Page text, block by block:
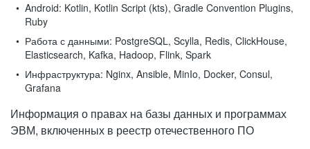
Android: Kotlin, Kotlin Script (kts), Gradle Convention Plugins,
Ruby
Работа с данными: PostgreSQL, Scylla, Redis, ClickHouse,
Elasticsearch, Kafka, Hadoop, Flink, Spark
Инфраструктура: Nginx, Ansible, MinIo, Docker, Consul,
Grafana
Информация о правах на базы данных и программах
ЭВМ, включенных в реестр отечественного ПО